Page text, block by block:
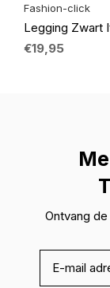
Fashion-click
Legging Zwart
€19,95
Ontvang